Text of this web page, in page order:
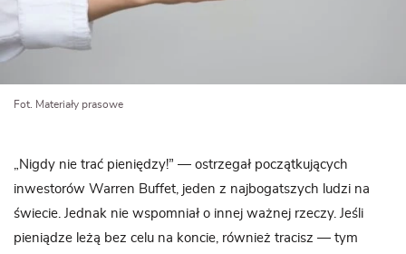
Fot. Materiały prasowe
„Nigdy nie trać pieniędzy!” — ostrzegał początkujących
inwestorów Warren Buffet, jeden z najbogatszych ludzi na
świecie. Jednak nie wspomniał o innej ważnej rzeczy. Jeśli
pieniądze leżą bez celu na koncie, również tracisz — tym